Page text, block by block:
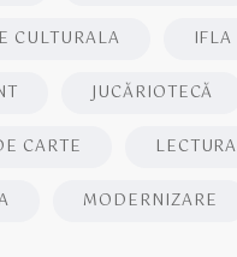
CULTURALA IFLA
JUCĂRIOTECĂ
CARTE LECTURA
MODERNIZARE